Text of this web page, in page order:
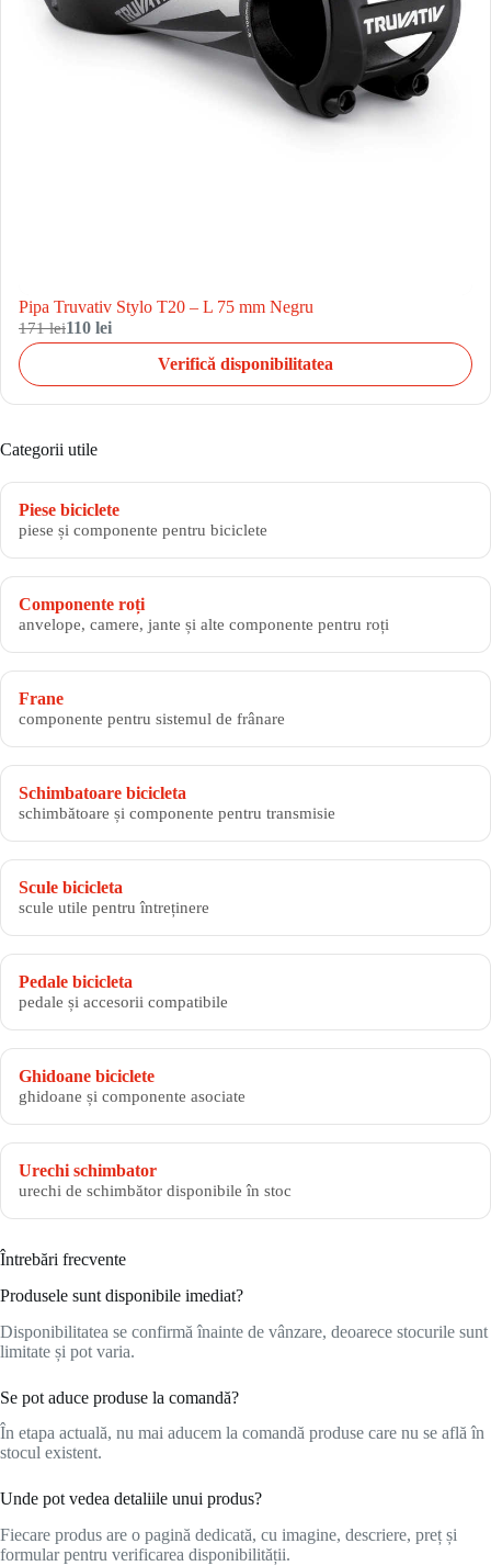
Pipa Truvativ Stylo T20 – L 75 mm Negru
171 lei110 lei
Verifică disponibilitatea
Categorii utile
Piese biciclete
piese și componente pentru biciclete
Componente roți
anvelope, camere, jante și alte componente pentru roți
Frane
componente pentru sistemul de frânare
Schimbatoare bicicleta
schimbătoare și componente pentru transmisie
Scule bicicleta
scule utile pentru întreținere
Pedale bicicleta
pedale și accesorii compatibile
Ghidoane biciclete
ghidoane și componente asociate
Urechi schimbator
urechi de schimbător disponibile în stoc
Întrebări frecvente
Produsele sunt disponibile imediat?
Disponibilitatea se confirmă înainte de vânzare, deoarece stocurile sunt
limitate și pot varia.
Se pot aduce produse la comandă?
În etapa actuală, nu mai aducem la comandă produse care nu se află în
stocul existent.
Unde pot vedea detaliile unui produs?
Fiecare produs are o pagină dedicată, cu imagine, descriere, preț și
formular pentru verificarea disponibilității.